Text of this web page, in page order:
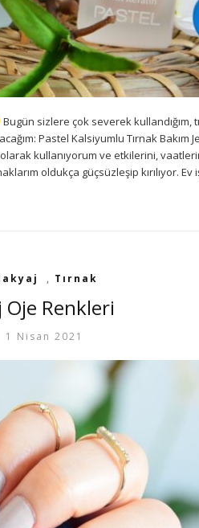
Bugün sizlere çok severek kullandığım,
Pastel Kalsiyumlu Tırnak Bakım
kullanıyorum ve etkilerini,
oldukça güçsüzleşip kırılıyor.
, Tırnak
Oje Renkleri
1 Nisan 2021